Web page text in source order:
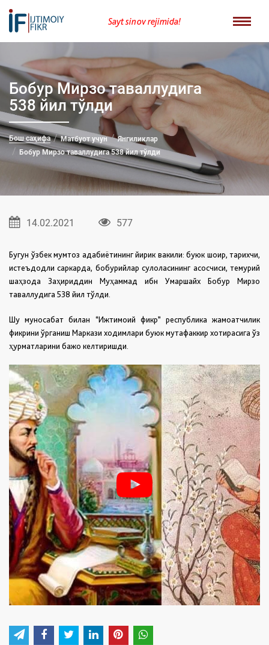
Sayt sinov rejimida!
Бобур Мирзо таваллудига
538 йил тўлди
Бош саҳифа Матбуот учун
Янгиликлар
Бобур Мирзо таваллудига 538 йил тўлди
14.02.2021 577
Бугун ўзбек мумтоз адабиётининг йирик вакили: буюк шоир, тарихчи,
истеъдодли саркарда, бобурийлар сулоласининг асосчиси, темурий
шаҳзода Заҳириддин Муҳаммад ибн Умаршайх Бобур Мирзо
таваллудига 538 йил тўлди.
Шу муносабат билан “Ижтимоий фикр” республика жамоатчилик
фикрини ўрганиш Маркази ходимлари буюк мутафаккир хотирасига ўз
ҳурматларини бажо келтиришди.